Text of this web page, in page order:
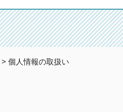
> 個人情報の取扱い